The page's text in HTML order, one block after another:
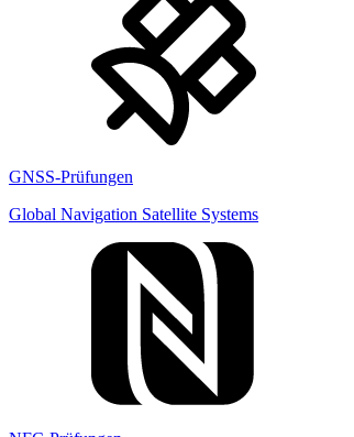
GNSS-Prüfungen
Global Navigation Satellite Systems